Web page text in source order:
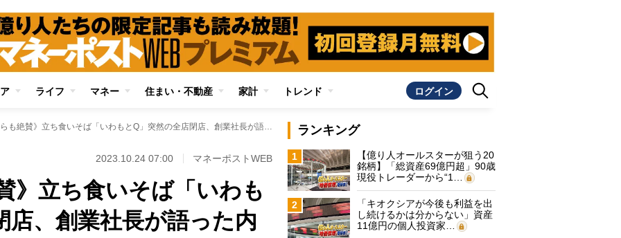
ライフ マネー 住まい・不動産 家計 トレンド ログイン
《有吉弘行らも絶賛》立ち食いそば「いわもとQ」突然の全店閉店、創業社長が語った内幕「最近、経営譲渡していた」「閉店と聞いて私も驚いた」
2023.10.24 07:00 マネーポストWEB
》立ち食いそば「いわも
店、創業社長が語った内
ランキング
1
【億り人オールスターが狙う20
銘柄】「総資産69億円超」90歳
現役トレーダーから“1…
2
「キオクシアが今後も利益を出
し続けるかは分からない」資産
11億円の個人投資家…